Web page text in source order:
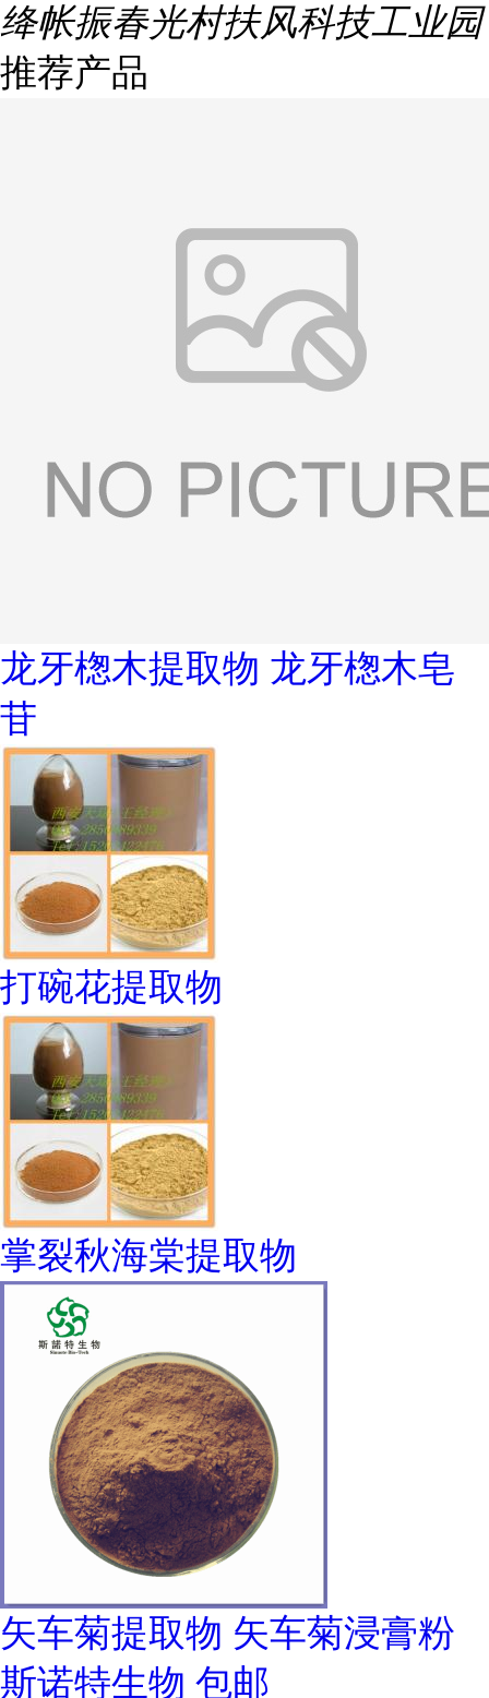
绛帐振春光村扶风科技工业园
推荐产品
龙牙楤木提取物 龙牙楤木皂
苷
打碗花提取物
掌裂秋海棠提取物
矢车菊提取物 矢车菊浸膏粉
斯诺特生物 包邮